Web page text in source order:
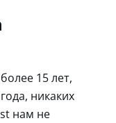
15 лет,
никаких
нам не